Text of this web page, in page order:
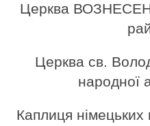
Церква
Церква св.
народної
Каплиця німецьких